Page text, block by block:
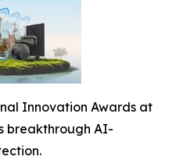
Innovation Awards at
breakthrough AI-